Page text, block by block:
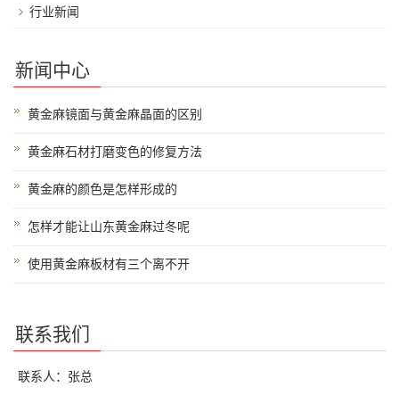
行业新闻
新闻中心
黄金麻镜面与黄金麻晶面的区别
黄金麻石材打磨变色的修复方法
黄金麻的颜色是怎样形成的
怎样才能让山东黄金麻过冬呢
使用黄金麻板材有三个离不开
联系我们
联系人：张总